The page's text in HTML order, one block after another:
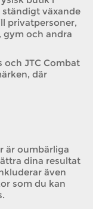
växande
privatpersoner,
och andra
och JTC Combat
där
är oumbärliga
dina resultat
även
som du kan